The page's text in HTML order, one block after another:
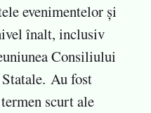
evenimentelor și
înalt, inclusiv
Consiliului
Au fost
scurt ale